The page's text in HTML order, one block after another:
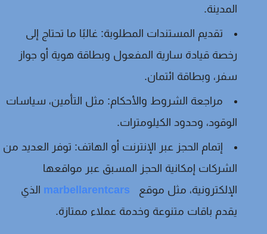
المدينة.
تقديم المستندات المطلوبة:غالبًا ما تحتاج إلى
رخصة قيادة سارية المفعول وبطاقة هوية أو جواز
سفر، وبطاقة ائتمان.
مراجعة الشروط والأحكام:مثل التأمين، سياسات
الوقود، وحدود الكيلومترات.
إتمام الحجز عبر الإنترنت أو الهاتف:توفر العديد من
الشركات إمكانية الحجز المسبق عبر مواقعها
الإلكترونية، مثل موقعmarbellarentcarsالذي
يقدم باقات متنوعة وخدمة عملاء ممتازة.